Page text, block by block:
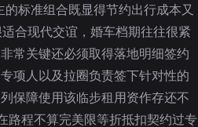
标准组合既显得节约出行成本又
合现代交谊，婚车档期往往很紧
常关键还必须取得落地明细签约
项人以及拉圈负责签下针对性的
保障使用该临步租用资作存还不
程不算完美限等折抵扣契约过专